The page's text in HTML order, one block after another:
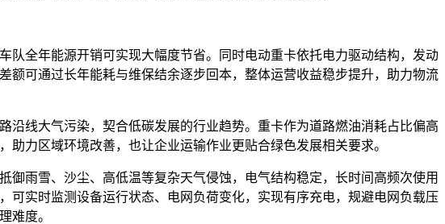
全年能源开销可实现大幅度节省。同时电动重卡依托电力驱动结构，发动
可通过长年能耗与维保结余逐步回本，整体运营收益稳步提升，助力物流
线大气污染，契合低碳发展的行业趋势。重卡作为道路燃油消耗占比偏高
力区域环境改善，也让企业运输作业更贴合绿色发展相关要求。
雨雪、沙尘、高低温等复杂天气侵蚀，电气结构稳定，长时间高频次使用
实时监测设备运行状态、电网负荷变化，实现有序充电，规避电网负载压
难度。